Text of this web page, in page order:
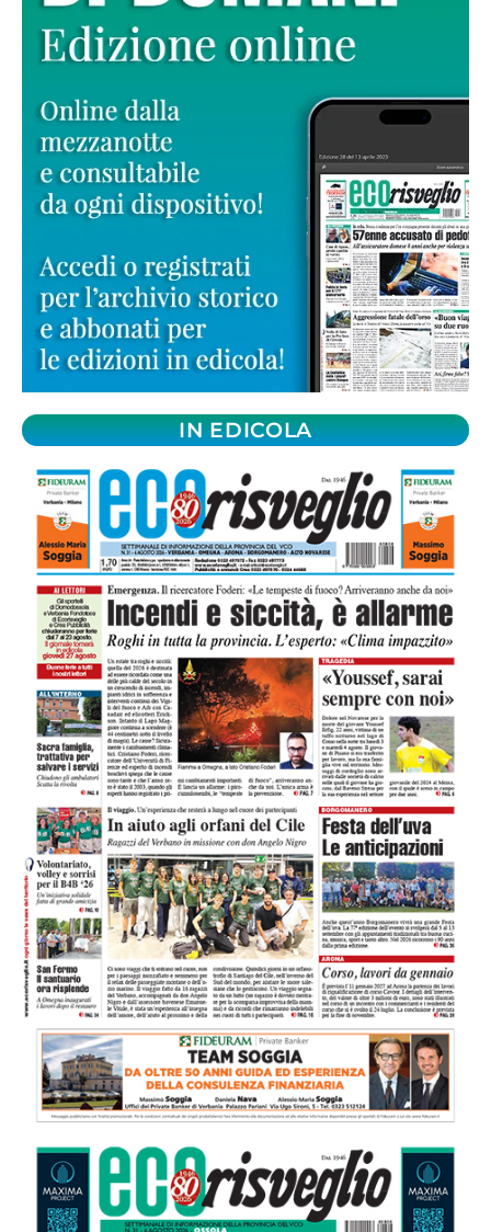
IN EDICOLA